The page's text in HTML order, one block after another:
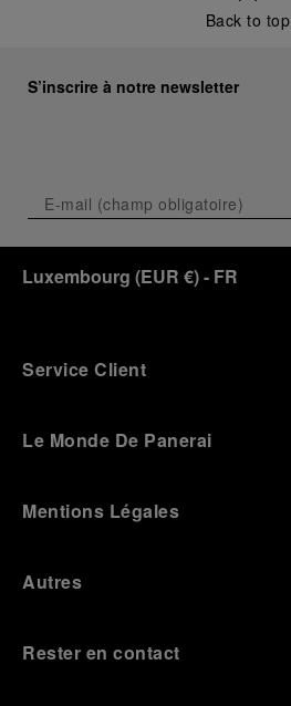
Back to top
S’inscrire à notre newsletter
Luxembourg (EUR €)- FR
Service Client
Le Monde De Panerai
Mentions Légales
Autres
Rester en contact